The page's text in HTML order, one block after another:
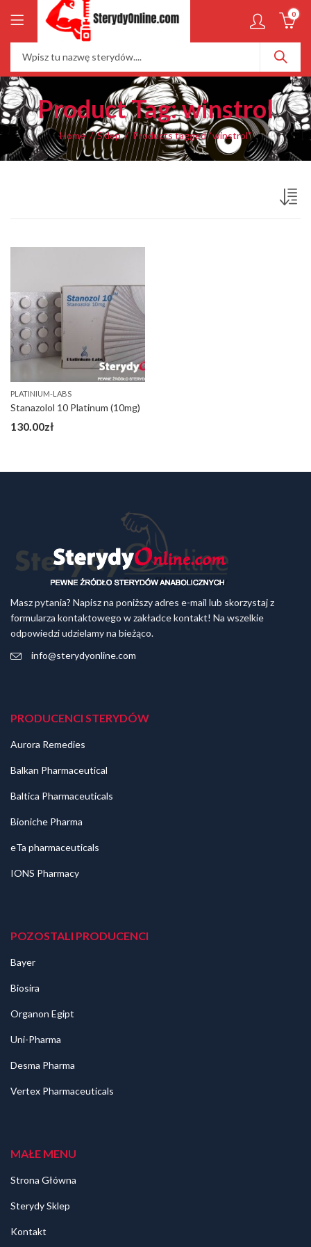
0
Product Tag: winstrol
Home Sklep Products tagged “winstrol”
PLATINIUM-LABS
Stanazolol 10 Platinum (10mg)
130.00zł
Masz pytania? Napisz na poniższy adres e-mail lub skorzystaj z
formularza kontaktowego w zakładce kontakt! Na wszelkie
odpowiedzi udzielamy na bieżąco.
info@sterydyonline.com
PRODUCENCI STERYDÓW
Aurora Remedies
Balkan Pharmaceutical
Baltica Pharmaceuticals
Bioniche Pharma
eTa pharmaceuticals
IONS Pharmacy
POZOSTALI PRODUCENCI
Bayer
Biosira
Organon Egipt
Uni-Pharma
Desma Pharma
Vertex Pharmaceuticals
MAŁE MENU
Strona Główna
Sterydy Sklep
Kontakt